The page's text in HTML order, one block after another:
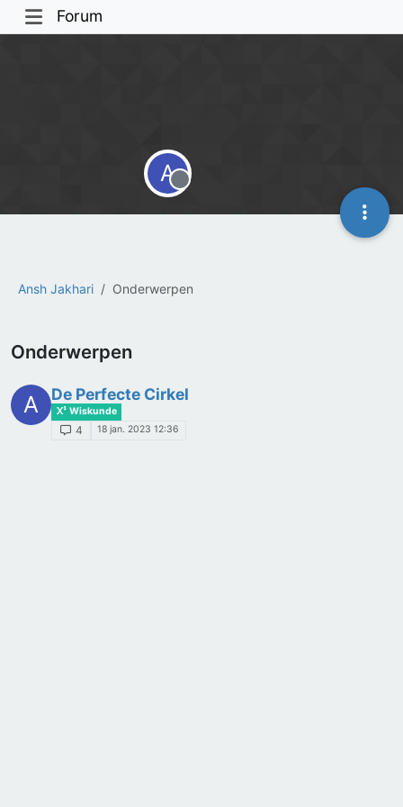
Forum
Ansh Jakhari Onderwerpen
A
Offline
Onderwerpen
A De Perfecte Cirkel
Wiskunde
4 18 jan. 2023 12:36